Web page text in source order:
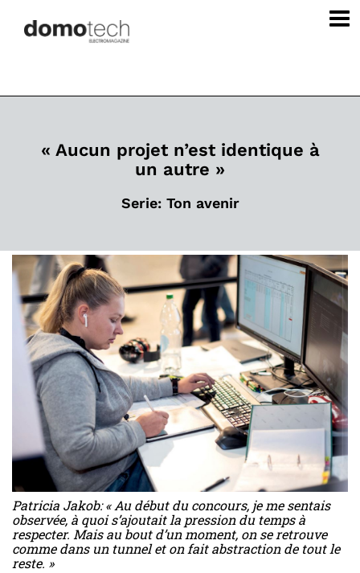
« Aucun projet n’est identique à
un autre »
Serie: Ton avenir
Patricia Jakob: « Au début du concours, je me sentais
observée, à quoi s’ajoutait la pression du temps à
respecter. Mais au bout d’un moment, on se retrouve
comme dans un tunnel et on fait abstraction de tout le
reste. »